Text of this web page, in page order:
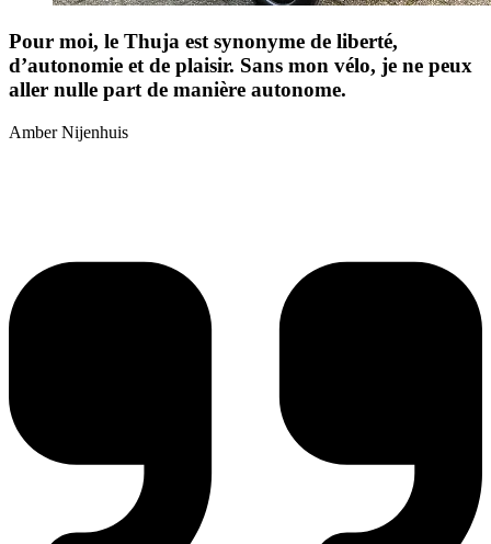
Pour moi, le Thuja est synonyme de liberté,
d’autonomie et de plaisir. Sans mon vélo, je ne peux
aller nulle part de manière autonome.
Amber Nijenhuis